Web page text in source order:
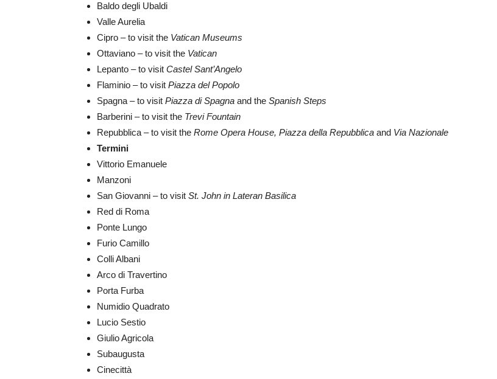
Baldo degli Ubaldi
Valle Aurelia
Cipro – to visit the Vatican Museums
Ottaviano – to visit the Vatican
Lepanto – to visit Castel Sant’Angelo
Flaminio – to visit Piazza del Popolo
Spagna – to visit Piazza di Spagna and the Spanish Steps
Barberini – to visit the Trevi Fountain
Repubblica – to visit the Rome Opera House, Piazza della Repubblica and Via Nazionale
Termini
Vittorio Emanuele
Manzoni
San Giovanni – to visit St. John in Lateran Basilica
Red di Roma
Ponte Lungo
Furio Camillo
Colli Albani
Arco di Travertino
Porta Furba
Numidio Quadrato
Lucio Sestio
Giulio Agricola
Subaugusta
Cinecittà